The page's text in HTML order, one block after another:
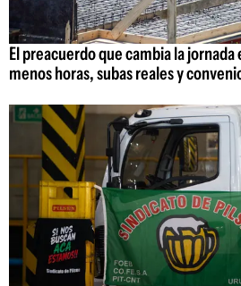
El preacuerdo que cambia la
menos horas, subas reales y